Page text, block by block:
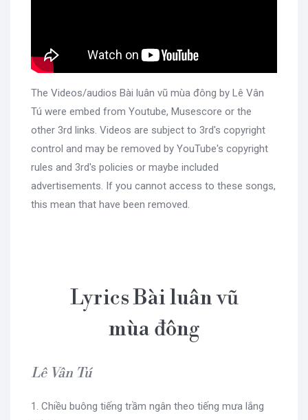
The Videos/audios Bài luân vũ mùa đông by Lê Vân
Tú were embed from Youtube, Musescore or the
other 3rd links. Videos are subject to 3rd's copyright
control and may be removed by YouTube's copyright
rules and 3rd's policies or maybe included
advertisements. If you cannot access to these songs,
this mean that have been removed.
Lyrics Bài luân vũ
mùa đông
Lê Vân Tú
1. Chiều buông tiếng trầm ngân theo tiếng mưa lắng